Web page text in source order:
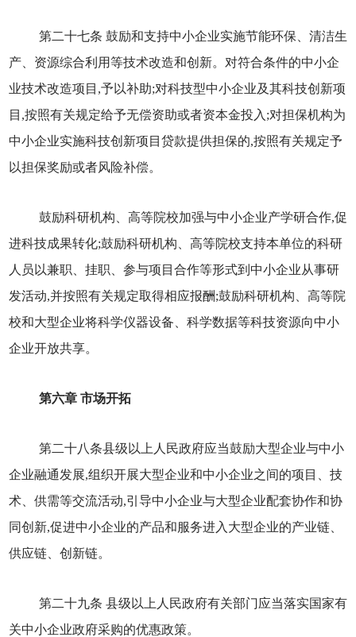
第二十七条 鼓励和支持中小企业实施节能环保、清洁生
产、资源综合利用等技术改造和创新。对符合条件的中小企
业技术改造项目,予以补助;对科技型中小企业及其科技创新项
目,按照有关规定给予无偿资助或者资本金投入;对担保机构为
中小企业实施科技创新项目贷款提供担保的,按照有关规定予
以担保奖励或者风险补偿。
鼓励科研机构、高等院校加强与中小企业产学研合作,促
进科技成果转化;鼓励科研机构、高等院校支持本单位的科研
人员以兼职、挂职、参与项目合作等形式到中小企业从事研
发活动,并按照有关规定取得相应报酬;鼓励科研机构、高等院
校和大型企业将科学仪器设备、科学数据等科技资源向中小
企业开放共享。
第六章 市场开拓
第二十八条县级以上人民政府应当鼓励大型企业与中小
企业融通发展,组织开展大型企业和中小企业之间的项目、技
术、供需等交流活动,引导中小企业与大型企业配套协作和协
同创新,促进中小企业的产品和服务进入大型企业的产业链、
供应链、创新链。
第二十九条 县级以上人民政府有关部门应当落实国家有
关中小企业政府采购的优惠政策。